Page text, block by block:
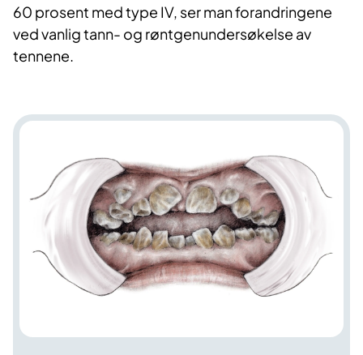
60 prosent med type IV, ser man forandringene
ved vanlig tann- og røntgenundersøkelse av
tennene.